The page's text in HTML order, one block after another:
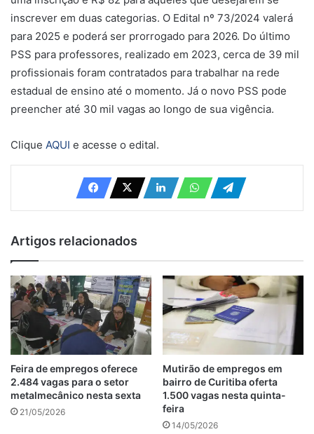
inscrever em duas categorias. O Edital nº 73/2024 valerá
para 2025 e poderá ser prorrogado para 2026. Do último
PSS para professores, realizado em 2023, cerca de 39 mil
profissionais foram contratados para trabalhar na rede
estadual de ensino até o momento. Já o novo PSS pode
preencher até 30 mil vagas ao longo de sua vigência.
Clique AQUI e acesse o edital.
Artigos relacionados
Feira de empregos oferece
2.484 vagas para o setor
metalmecânico nesta sexta
21/05/2026
Mutirão de empregos em
bairro de Curitiba oferta
1.500 vagas nesta quinta-
feira
14/05/2026